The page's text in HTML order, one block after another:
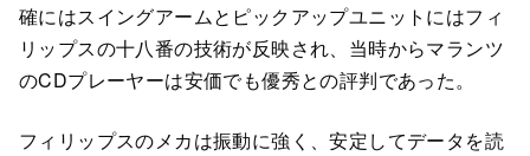
確にはスイングアームとピックアップユニットにはフィ
リップスの十八番の技術が反映され、当時からマランツ
のCDプレーヤーは安価でも優秀との評判であった。
フィリップスのメカは振動に強く、安定してデータを読